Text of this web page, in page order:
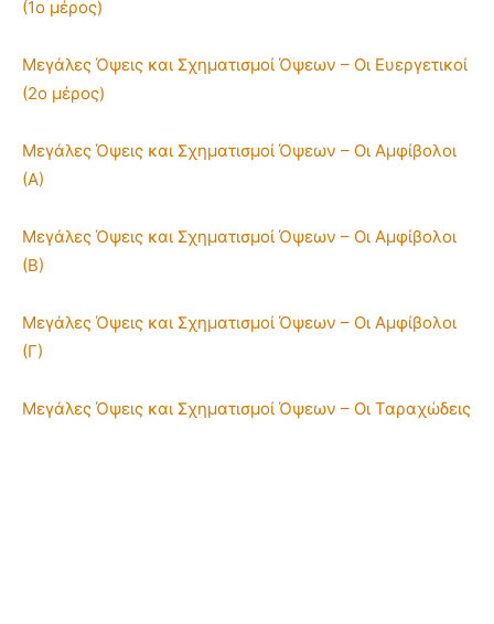
(1ο μέρος)
Μεγάλες Όψεις και Σχηματισμοί Όψεων – Οι Ευεργετικοί
(2ο μέρος)
Μεγάλες Όψεις και Σχηματισμοί Όψεων – Οι Αμφίβολοι
(Α)
Μεγάλες Όψεις και Σχηματισμοί Όψεων – Οι Αμφίβολοι
(Β)
Μεγάλες Όψεις και Σχηματισμοί Όψεων – Οι Αμφίβολοι
(Γ)
Μεγάλες Όψεις και Σχηματισμοί Όψεων – Οι Ταραχώδεις